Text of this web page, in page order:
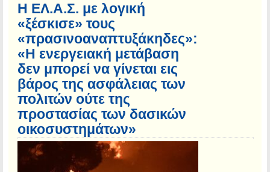
Η ΕΛ.Α.Σ. με λογική
«ξέσκισε» τους
«πρασινοαναπτυξάκηδες»:
«Η ενεργειακή μετάβαση
δεν μπορεί να γίνεται εις
βάρος της ασφάλειας των
πολιτών ούτε της
προστασίας των δασικών
οικοσυστημάτων»